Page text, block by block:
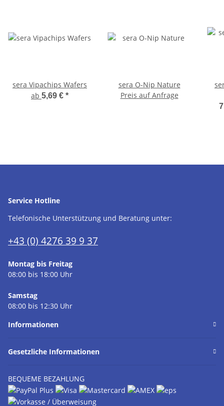
sera Vipachips Wafers
ab 5,69 € *
sera O-Nip Nature
Preis auf Anfrage
Service Hotline
Telefonische Unterstützung und Beratung unter:
+43 (0) 4276 39 9 37
Montag bis Freitag
08:00 bis 18:00 Uhr
Samstag
08:00 bis 12:30 Uhr
Informationen
Gesetzliche Informationen
BEQUEME BEZAHLUNG